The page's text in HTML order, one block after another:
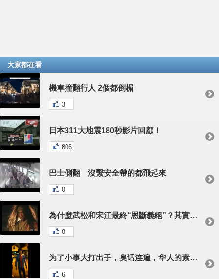
大家都在看
機車撞翻行人 2個都倒楣
3
日本311大地震180秒影片回顧！
806
巴士側翻 沒繫安全帶的都飛起來
0
為什麼武松和宋江最終“恩斷義絕”？其實在上梁山前就已經有裂痕
0
为了小事大打出手，臭话连遍，华人的素质都被拉低了！
6